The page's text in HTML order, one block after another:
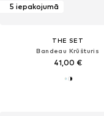
5 iepakojumā
THE SET
Bandeau Krūšturis
41,00 €